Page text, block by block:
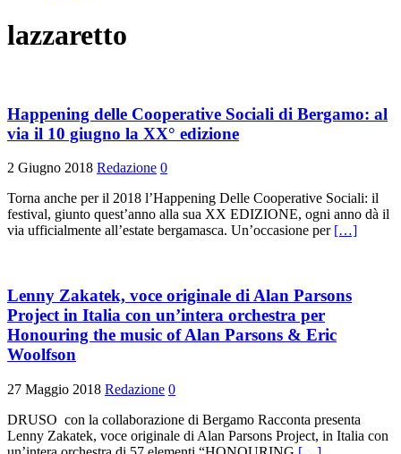
lazzaretto
Happening delle Cooperative Sociali di Bergamo: al
via il 10 giugno la XX° edizione
2 Giugno 2018 Redazione 0
Torna anche per il 2018 l’Happening Delle Cooperative Sociali: il
festival, giunto quest’anno alla sua XX EDIZIONE, ogni anno dà il
via ufficialmente all’estate bergamasca. Un’occasione per […]
Lenny Zakatek, voce originale di Alan Parsons
Project in Italia con un’intera orchestra per
Honouring the music of Alan Parsons & Eric
Woolfson
27 Maggio 2018 Redazione 0
DRUSO con la collaborazione di Bergamo Racconta presenta
Lenny Zakatek, voce originale di Alan Parsons Project, in Italia con